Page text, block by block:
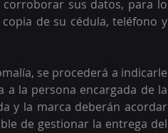
sus datos, para lo
de su cédula, teléfono y
se procederá a indicarle
la persona encargada de la
y la marca deberán acordar
de gestionar la entrega del